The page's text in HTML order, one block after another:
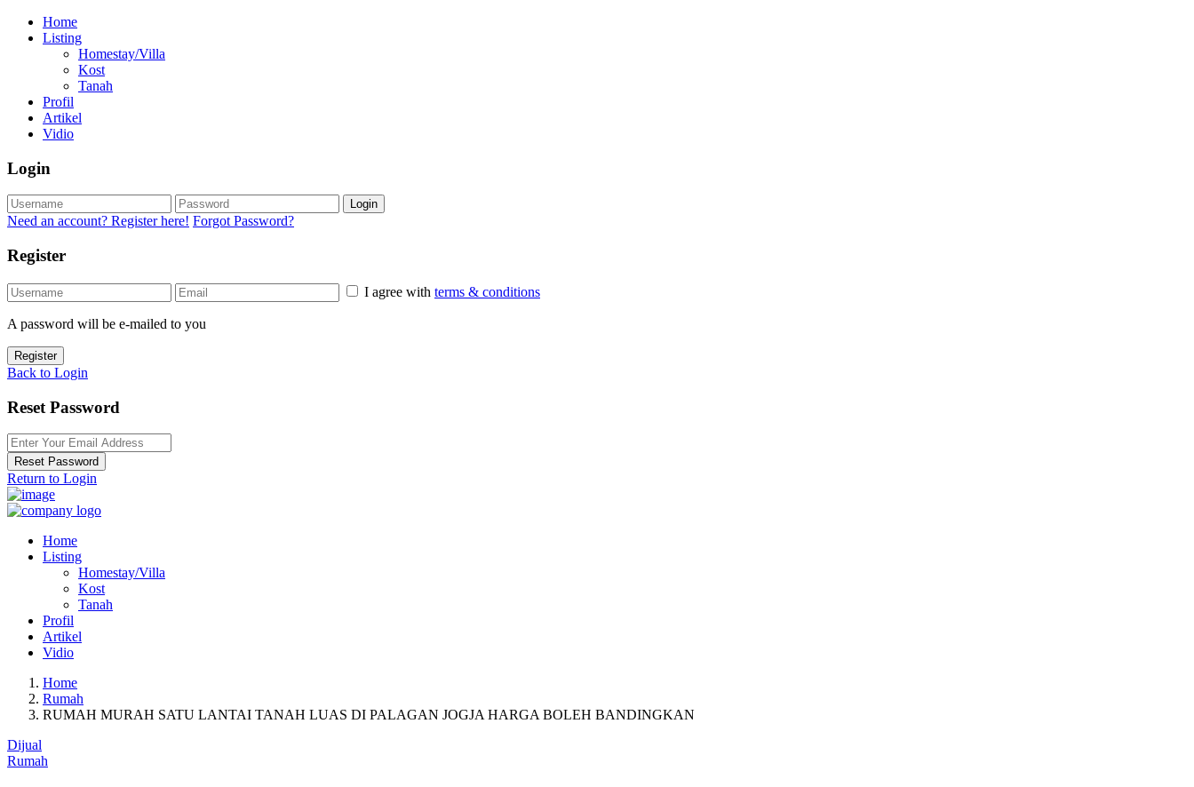
Home
Listing
Homestay/Villa
Kost
Tanah
Profil
Artikel
Vidio
Login
Login
Need an account? Register here! Forgot Password?
Register
I agree with terms & conditions
A password will be e-mailed to you
Register
Back to Login
Reset Password
Reset Password
Return to Login
Home
Listing
Homestay/Villa
Kost
Tanah
Profil
Artikel
Vidio
Home
Rumah
RUMAH MURAH SATU LANTAI TANAH LUAS DI PALAGAN JOGJA HARGA BOLEH BANDINGKAN
Dijual
Rumah